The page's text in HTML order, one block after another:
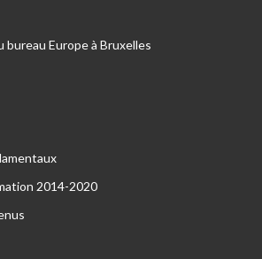
Europe à Bruxelles
2014-2020